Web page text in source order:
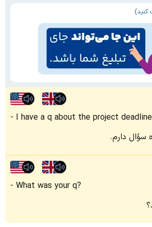
کنید)
I have a q about the project
سؤال دارم.
What was your q?